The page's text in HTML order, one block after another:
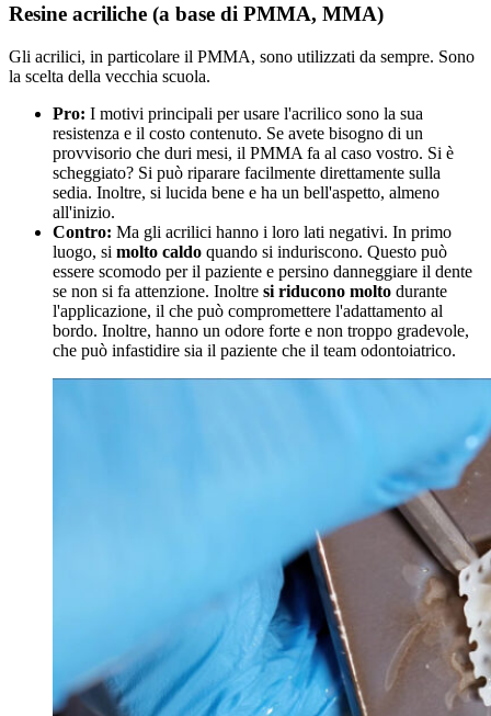
Resine acriliche (a base di PMMA, MMA)
Gli acrilici, in particolare il PMMA, sono utilizzati da sempre. Sono
la scelta della vecchia scuola.
Pro: I motivi principali per usare l'acrilico sono la sua
resistenza e il costo contenuto. Se avete bisogno di un
provvisorio che duri mesi, il PMMA fa al caso vostro. Si è
scheggiato? Si può riparare facilmente direttamente sulla
sedia. Inoltre, si lucida bene e ha un bell'aspetto, almeno
all'inizio.
Contro: Ma gli acrilici hanno i loro lati negativi. In primo
luogo, si molto caldo quando si induriscono. Questo può
essere scomodo per il paziente e persino danneggiare il dente
se non si fa attenzione. Inoltre si riducono molto durante
l'applicazione, il che può compromettere l'adattamento al
bordo. Inoltre, hanno un odore forte e non troppo gradevole,
che può infastidire sia il paziente che il team odontoiatrico.